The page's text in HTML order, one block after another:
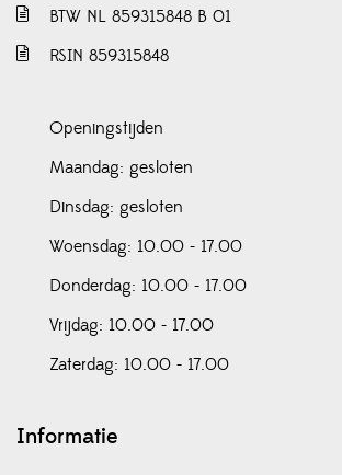
BTW NL 859315848 B 01
RSIN 859315848
Openingstijden
Maandag: gesloten
Dinsdag: gesloten
Woensdag: 10.00 - 17.00
Donderdag: 10.00 - 17.00
Vrijdag: 10.00 - 17.00
Zaterdag: 10.00 - 17.00
Informatie